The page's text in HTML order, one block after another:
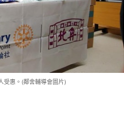
受惠。(鄰舍輔導會圖片)